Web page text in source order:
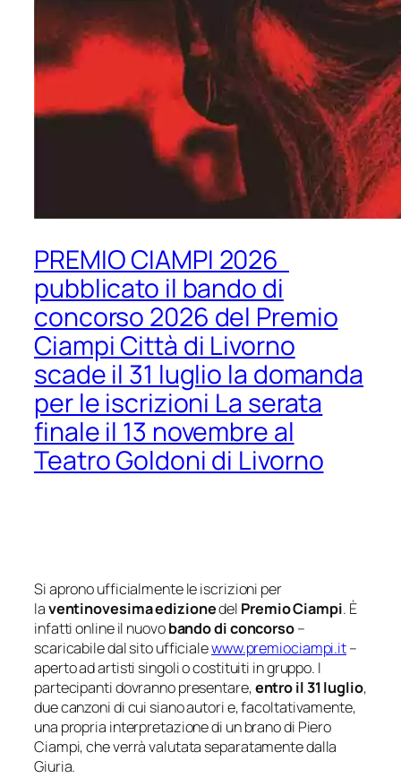
PREMIO CIAMPI 2026
pubblicato il bando di
concorso 2026 del Premio
Ciampi Città di Livorno
scade il 31 luglio la domanda
per le iscrizioni La serata
finale il 13 novembre al
Teatro Goldoni di Livorno
Si aprono ufficialmente le iscrizioni per
laventinovesima edizionedel Premio Ciampi. È
infatti online il nuovobando di concorso–
scaricabile dal sito ufficialewww.premiociampi.it–
aperto ad artisti singoli o costituiti in gruppo. I
partecipanti dovranno presentare,entro il 31 luglio,
due canzoni di cui siano autori e, facoltativamente,
una propria interpretazione di un brano di Piero
Ciampi, che verrà valutata separatamente dalla
Giuria.